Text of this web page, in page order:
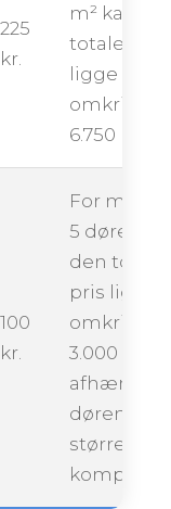
225
kr.
m² kan
totale pris
ligge
omkring
6.750
100
kr.
For
5 døre kan
den totale
pris ligge
omkring
3.000
afhængigt
dørenes
størrelse